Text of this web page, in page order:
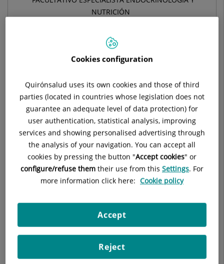
NUTRICIÓN
Pedir cita
Pide cita con este profesional en otros hospitales:
Hospital Universitario Ruber Juan Bravo
C/ Juan Bravo, 39 y 49
28006 Madrid
910 687 999
Hospital Quirónsalud San José
C/ Cartagena, 111
Cookies configuration
Quirónsalud uses its own cookies and those of third
parties (located in countries whose legislation does not
guarantee an adequate level of data protection) for
user authentication, statistical analysis, improving
services and showing personalised advertising through
the analysis of your navigation. You can accept all
cookies by pressing the button "Accept cookies" or
configure/refuse them their use from this Settings. For
more information click here: Cookie policy
Reject
Accept